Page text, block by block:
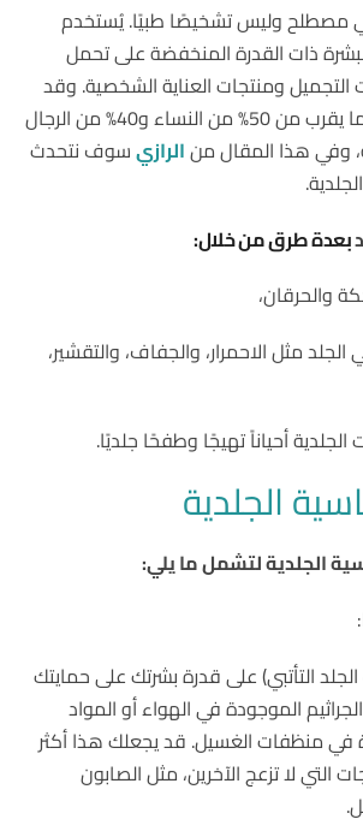
مصطلح وليس تشخيصًا طبيًا. يُستخدم
ذات القدرة المنخفضة على تحمل
ومنتجات العناية الشخصية. وقد
وجدت الدراسات أن ما يقرب من 50% من النساء و40% من الرجال
وفي هذا المقال منالرازيسوف نتحدث
بعدة طرق من خلال:
والحرقان،
مثل الاحمرار، والجفاف، والتقشير،
أحياناً تهيجًا وطفحًا جلديًا.
الجلدية
الجلدية لتشمل ما يلي:
الجلد التأتبي) على قدرة بشرتك على حمايتك
الموجودة في الهواء أو المواد
في منظفات الغسيل. قد يجعلك هذا أكثر
التي لا تزعج الآخرين، مثل الصابون